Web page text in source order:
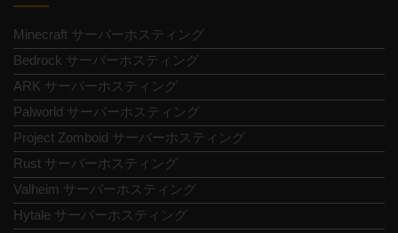
Minecraft サーバーホスティング
Bedrock サーバーホスティング
ARK サーバーホスティング
Palworld サーバーホスティング
Project Zomboid サーバーホスティング
Rust サーバーホスティング
Valheim サーバーホスティング
Hytale サーバーホスティング